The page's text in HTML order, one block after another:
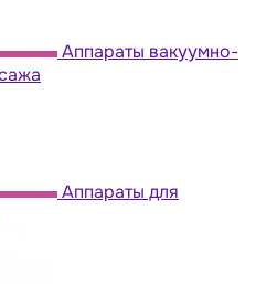
Аппараты вакуумно-
Аппараты для